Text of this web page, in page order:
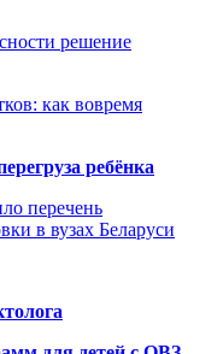
решение
как вовремя
ребёнка
перечень
в вузах Беларуси